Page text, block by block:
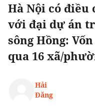
Hà Nội có
với đại dự án
sông Hồng:
qua 16 xã/
Hải
Đăng